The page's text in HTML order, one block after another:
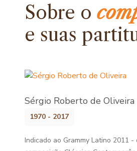
Sobre o
e suas
Sérgio Roberto de Oliveira
1970 - 2017
Indicado ao Grammy Latino 2011 -